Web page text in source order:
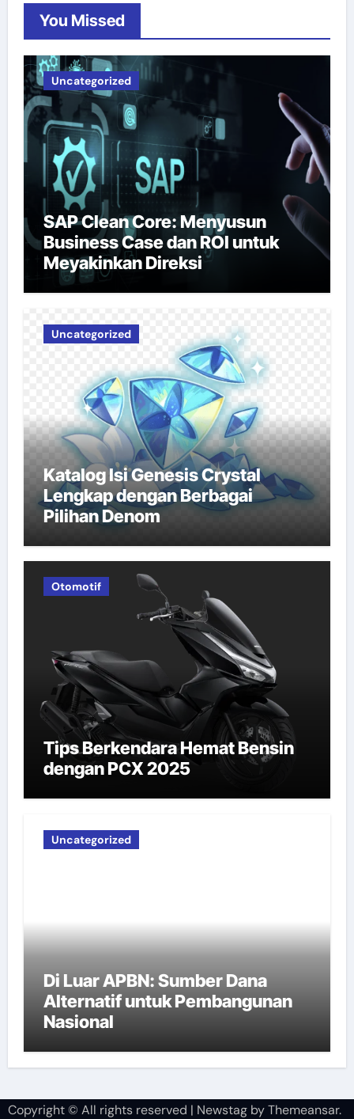
You Missed
Uncategorized
SAP Clean Core: Menyusun
Business Case dan ROI untuk
Meyakinkan Direksi
Uncategorized
Katalog Isi Genesis Crystal
Lengkap dengan Berbagai
Pilihan Denom
Otomotif
Tips Berkendara Hemat Bensin
dengan PCX 2025
Uncategorized
Di Luar APBN: Sumber Dana
Alternatif untuk Pembangunan
Nasional
Copyright © All rights reserved | NewstagbyThemeansar.